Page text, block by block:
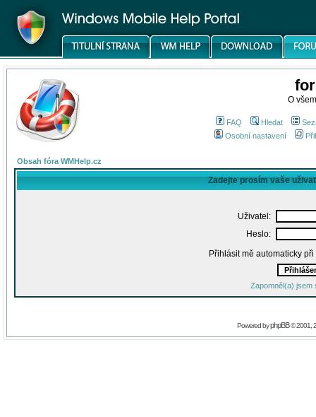
O
FAQ Hledat
Osobní nastavení
Obsah fóra WMHelp.cz
Zadejte prosím vaše
Uživatel:
Heslo:
Přihlásit mě automaticky
Zapomněl(a) jsem
Powered byphpBB© 2001,